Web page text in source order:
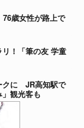
歳女性が路上で
！「筆の友 学童
クに JR高知駅で
観光客も